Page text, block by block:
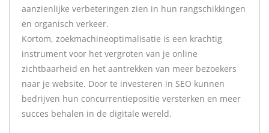
aanzienlijke verbeteringen zien in hun rangschikkingen
en organisch verkeer.
Kortom, zoekmachineoptimalisatie is een krachtig
instrument voor het vergroten van je online
zichtbaarheid en het aantrekken van meer bezoekers
naar je website. Door te investeren in SEO kunnen
bedrijven hun concurrentiepositie versterken en meer
succes behalen in de digitale wereld.